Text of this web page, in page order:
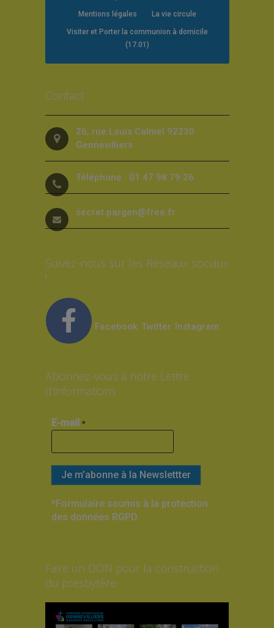
Mentions légales La vie circule
Visiter et Porter la communion à domicile
(17.01)
Contact
26, rue Louis Calmel 92230
Gennevilliers
Téléphone : 01 47 98 79 26
secret.pargen@free.fr
Suivez-nous sur les Réseaux sociaux
!
Facebook Twitter Instagram
Abonnez-vous à notre Lettre
d’informations
E-mail *
*Formulaire soumis à la protection
des données RGPD
Faire un DON pour la construction
du presbytère